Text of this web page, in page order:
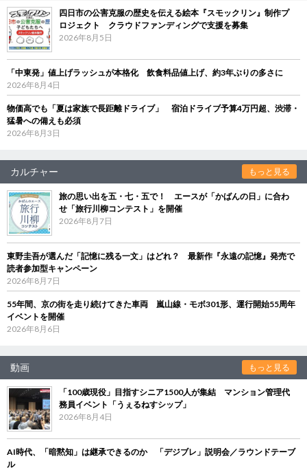
四日市の公害克服の歴史を伝える絵本『スモックリン』制作プ
ロジェクト クラウドファンディングで支援を募集
2026年8月5日
「中東発」値上げラッシュが本格化 飲食料品値上げ、約3年ぶりの多さに
2026年8月4日
物価高でも「夏は家族で長距離ドライブ」 宿泊ドライブ予算4万円超、渋滞・
猛暑への備えも必須
2026年8月3日
カルチャー もっと見る
旅の思い出を五・七・五で！ エースが「かばんの日」に合わ
せ「旅行川柳コンテスト」を開催
2026年8月7日
東野圭吾が選んだ「記憶に残る一文」はどれ？ 最新作『永遠の記憶』発売で
読者参加型キャンペーン
2026年8月7日
55年間、京の街を走り続けてきた車両 嵐山線・モボ301形、運行開始55周年
イベントを開催
2026年8月6日
動画 もっと見る
「100歳現役」目指すシニア1500人が集結 マンション管理代
務員イベント「うぇるねすシップ」
2026年8月4日
AI時代、「暗黙知」は継承できるのか 「デジブレ」説明会／ラウンドテーブ
ル